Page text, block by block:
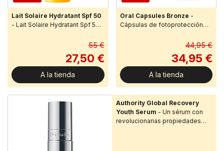
Lait Solaire Hydratant Spf 50
- Lait Solaire Hydratant Spf 50
Solaire, inspirada en nuestra55 €
27,50 €
A la tienda
Oral Capsules Bronze -
Cápsulas de fotoprotección
el bronceado en los periodos
44,95 €
34,95 €
A la tienda
Authority Global Recovery
Youth Serum - Un sérum con
revolucionarias propiedades